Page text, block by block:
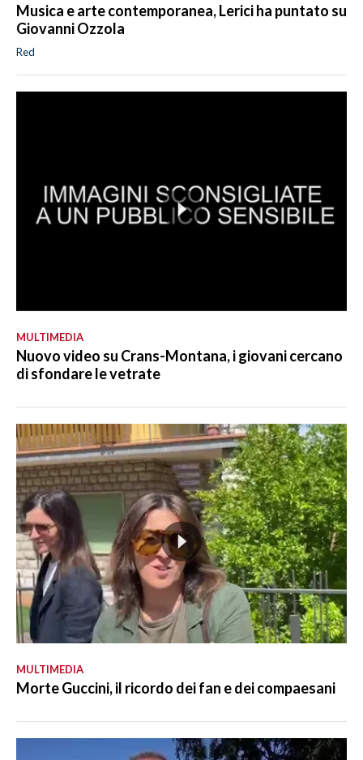
Musica e arte contemporanea, Lerici ha puntato su
Giovanni Ozzola
Red
MULTIMEDIA
Nuovo video su Crans-Montana, i giovani cercano
di sfondare le vetrate
MULTIMEDIA
Morte Guccini, il ricordo dei fan e dei compaesani